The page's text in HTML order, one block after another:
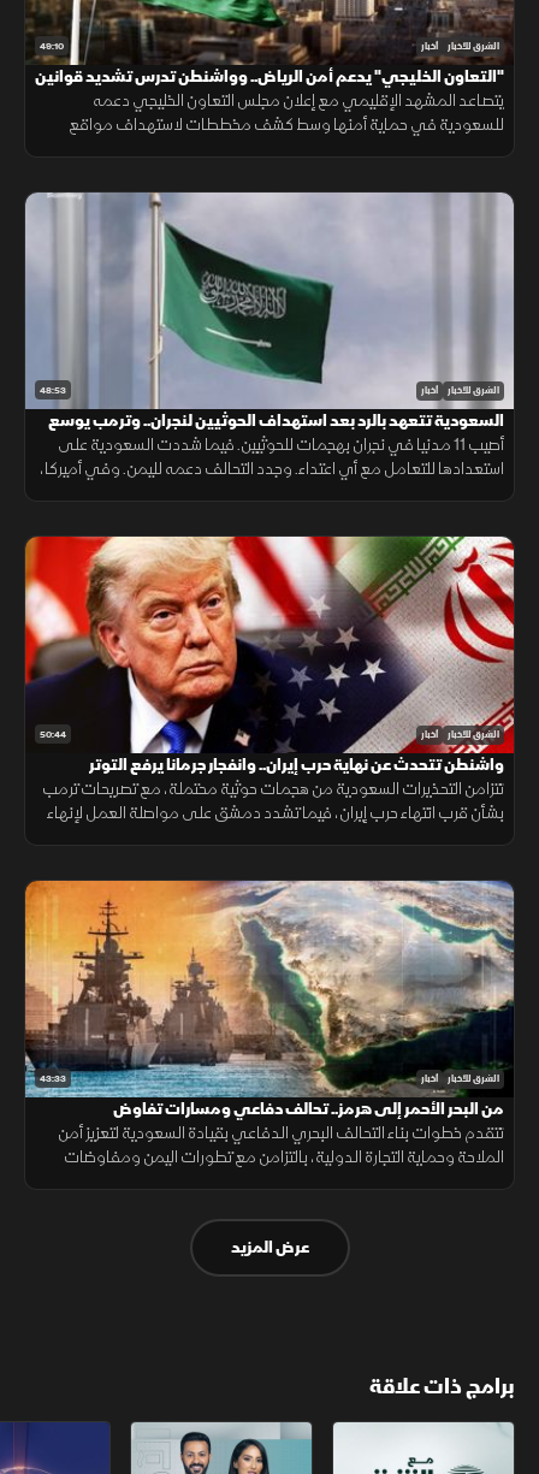
49:10 الشرق للأخبار أخبار
"التعاون الخليجي" يدعم أمن الرياض.. وواشنطن تدرس تشديد قوانين
الهجرة
يتصاعد المشهد الإقليمي مع إعلان مجلس التعاون الخليجي دعمه
للسعودية في حماية أمنها وسط كشف مخططات لاستهداف مواقع
48:53 الشرق للأخبار أخبار
السعودية تتعهد بالرد بعد استهداف الحوثيين لنجران.. وترمب يوسع
قيود الجنسيةأصيب 11 مدنيا في نجران بهجمات للحوثيين. فيما شددت السعودية على
استعدادها للتعامل مع أي اعتداء. وجدد التحالف دعمه لليمن. وفي أميركا،
50:44 الشرق للأخبار أخبار
واشنطن تتحدث عن نهاية حرب إيران.. وانفجار جرمانا يرفع التوتر
تتزامن التحذيرات السعودية من هجمات حوثية محتملة، مع تصريحات ترمب
بشأن قرب انتهاء حرب إيران، فيما تشدد دمشق على مواصلة العمل لإنهاء
43:33 الشرق للأخبار أخبار
من البحر الأحمر إلى هرمز.. تحالف دفاعي ومسارات تفاوض
تتقدم خطوات بناء التحالف البحري الدفاعي بقيادة السعودية لتعزيز أمن
الملاحة وحماية التجارة الدولية، بالتزامن مع تطورات اليمن ومفاوضات
عرض المزيد
برامج ذات علاقة
مع الشرق الأوسط الخبر الآخر تقارير الشرق